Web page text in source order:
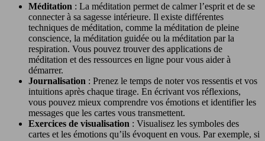
Méditation : La méditation permet de calmer l’esprit et de se
connecter à sa sagesse intérieure. Il existe différentes
techniques de méditation, comme la méditation de pleine
conscience, la méditation guidée ou la méditation par la
respiration. Vous pouvez trouver des applications de
méditation et des ressources en ligne pour vous aider à
démarrer.
Journalisation : Prenez le temps de noter vos ressentis et vos
intuitions après chaque tirage. En écrivant vos réflexions,
vous pouvez mieux comprendre vos émotions et identifier les
messages que les cartes vous transmettent.
Exercices de visualisation : Visualisez les symboles des
cartes et les émotions qu’ils évoquent en vous. Par exemple, si